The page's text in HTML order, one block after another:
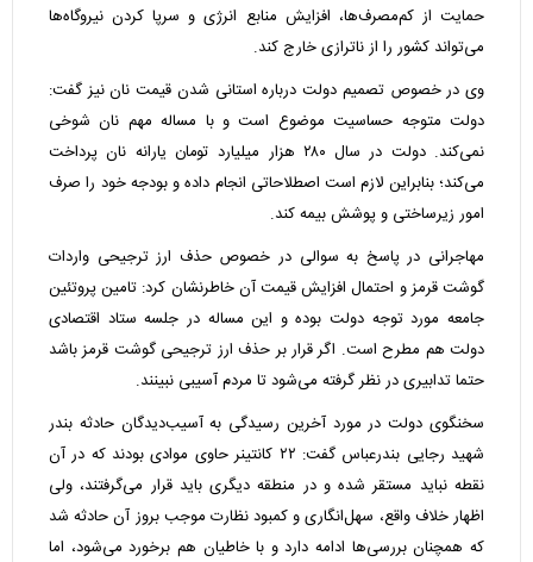
حمایت از کم‌مصرف‌ها، افزایش منابع انرژی و سرپا کردن نیروگاه‌ها
می‌تواند کشور را از ناترازی خارج کند.
وی در خصوص تصمیم دولت درباره استانی شدن قیمت نان نیز گفت:
دولت متوجه حساسیت موضوع است و با مساله مهم نان شوخی
نمی‌کند. دولت در سال ۲۸۰ هزار میلیارد تومان یارانه نان پرداخت
می‌کند؛ بنابراین لازم است اصطلاحاتی انجام داده و بودجه خود را صرف
امور زیرساختی و پوشش بیمه کند.
مهاجرانی در پاسخ به سوالی در خصوص حذف ارز ترجیحی واردات
گوشت قرمز و احتمال افزایش قیمت آن خاطرنشان کرد: تامین پروتئین
جامعه مورد توجه دولت بوده و این مساله در جلسه ستاد اقتصادی
دولت هم مطرح است. اگر قرار بر حذف ارز ترجیحی گوشت قرمز باشد
حتما تدابیری در نظر گرفته می‌شود تا مردم آسیبی نبینند.
سخنگوی دولت در مورد آخرین رسیدگی به آسیب‌دیدگان حادثه بندر
شهید رجایی بندرعباس گفت: ۲۲ کانتینر حاوی موادی بودند که در آن
نقطه نباید مستقر شده و در منطقه دیگری باید قرار می‌گرفتند، ولی
اظهار خلاف واقع، سهل‌انگاری و کمبود نظارت موجب بروز آن حادثه شد
که همچنان بررسی‌ها ادامه دارد و با خاطیان هم برخورد می‌شود، اما